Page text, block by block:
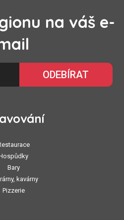
na váš e-
ODEBÍRAT
Bary
kavárny
Pizzerie